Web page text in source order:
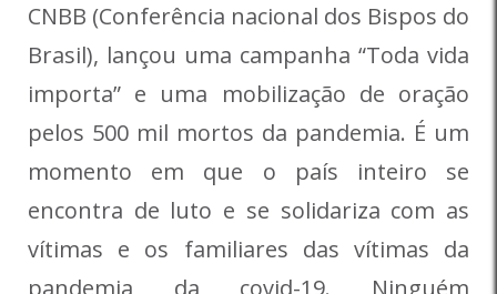
CNBB (Conferência nacional dos Bispos do
Brasil), lançou uma campanha “Toda vida
importa” e uma mobilização de oração
pelos 500 mil mortos da pandemia. É um
momento em que o país inteiro se
encontra de luto e se solidariza com as
vítimas e os familiares das vítimas da